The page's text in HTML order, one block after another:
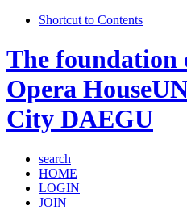
Shortcut to Contents
The foundation
Opera House
City DAEGU
search
HOME
LOGIN
JOIN